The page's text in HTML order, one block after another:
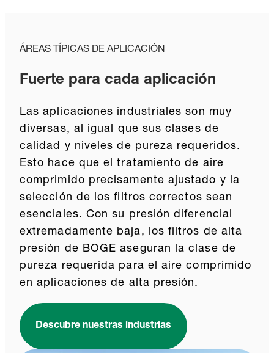
ÁREAS TÍPICAS DE APLICACIÓN
Fuerte para cada aplicación
Las aplicaciones industriales son muy
diversas, al igual que sus clases de
calidad y niveles de pureza requeridos.
Esto hace que el tratamiento de aire
comprimido precisamente ajustado y la
selección de los filtros correctos sean
esenciales. Con su presión diferencial
extremadamente baja, los filtros de alta
presión de BOGE aseguran la clase de
pureza requerida para el aire comprimido
en aplicaciones de alta presión.
Descubre nuestras industrias